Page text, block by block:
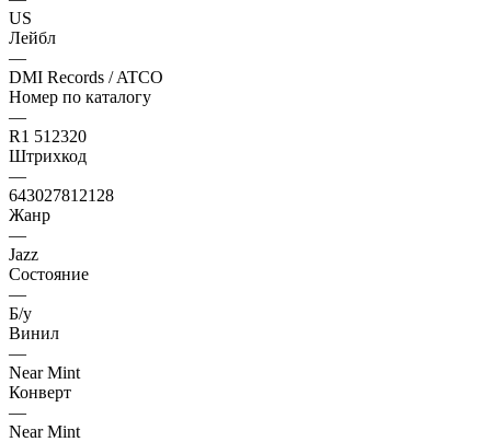
US
Лейбл
—
DMI Records / ATCO
Номер по каталогу
—
R1 512320
Штрихкод
—
643027812128
Жанр
—
Jazz
Состояние
—
Б/у
Винил
—
Near Mint
Конверт
—
Near Mint